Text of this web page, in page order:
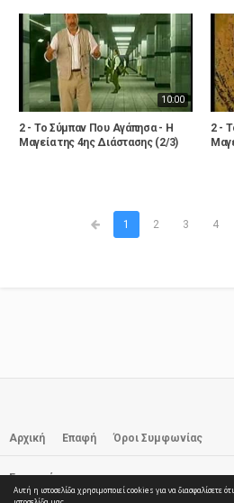
Αυτή η ιστοσελίδα χρησιμοποιεί cookies για να διασφαλίσετε
10:00
2 - Το Σύμπαν Που Αγάπησα - Η
Μαγεία της 4ης Διάστασης (2/3)
2 -
1 2 3 4
Αρχική Επαφή Όροι Συμφωνίας
Εγγραφή